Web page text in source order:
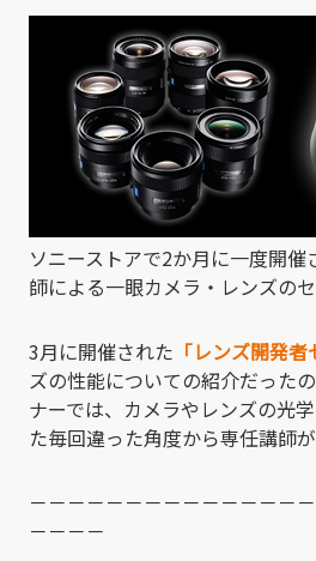
有
ソニーストアで2か月に一度開
師による一眼カメラ・レンズのセ
3月に開催された 「レンズ開発者
ズの性能についての紹介だった
ナーでは、カメラやレンズの光
た毎回違った角度から専任講師
－－－－－－－－－－－－－－
－－－－